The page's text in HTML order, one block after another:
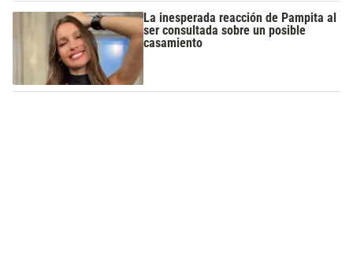
La inesperada reacción de Pampita al
ser consultada sobre un posible
casamiento